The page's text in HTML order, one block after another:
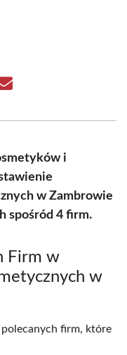
Share
i
w Zambrowie
spośród 4 firm.
Firm w
w
firm, które